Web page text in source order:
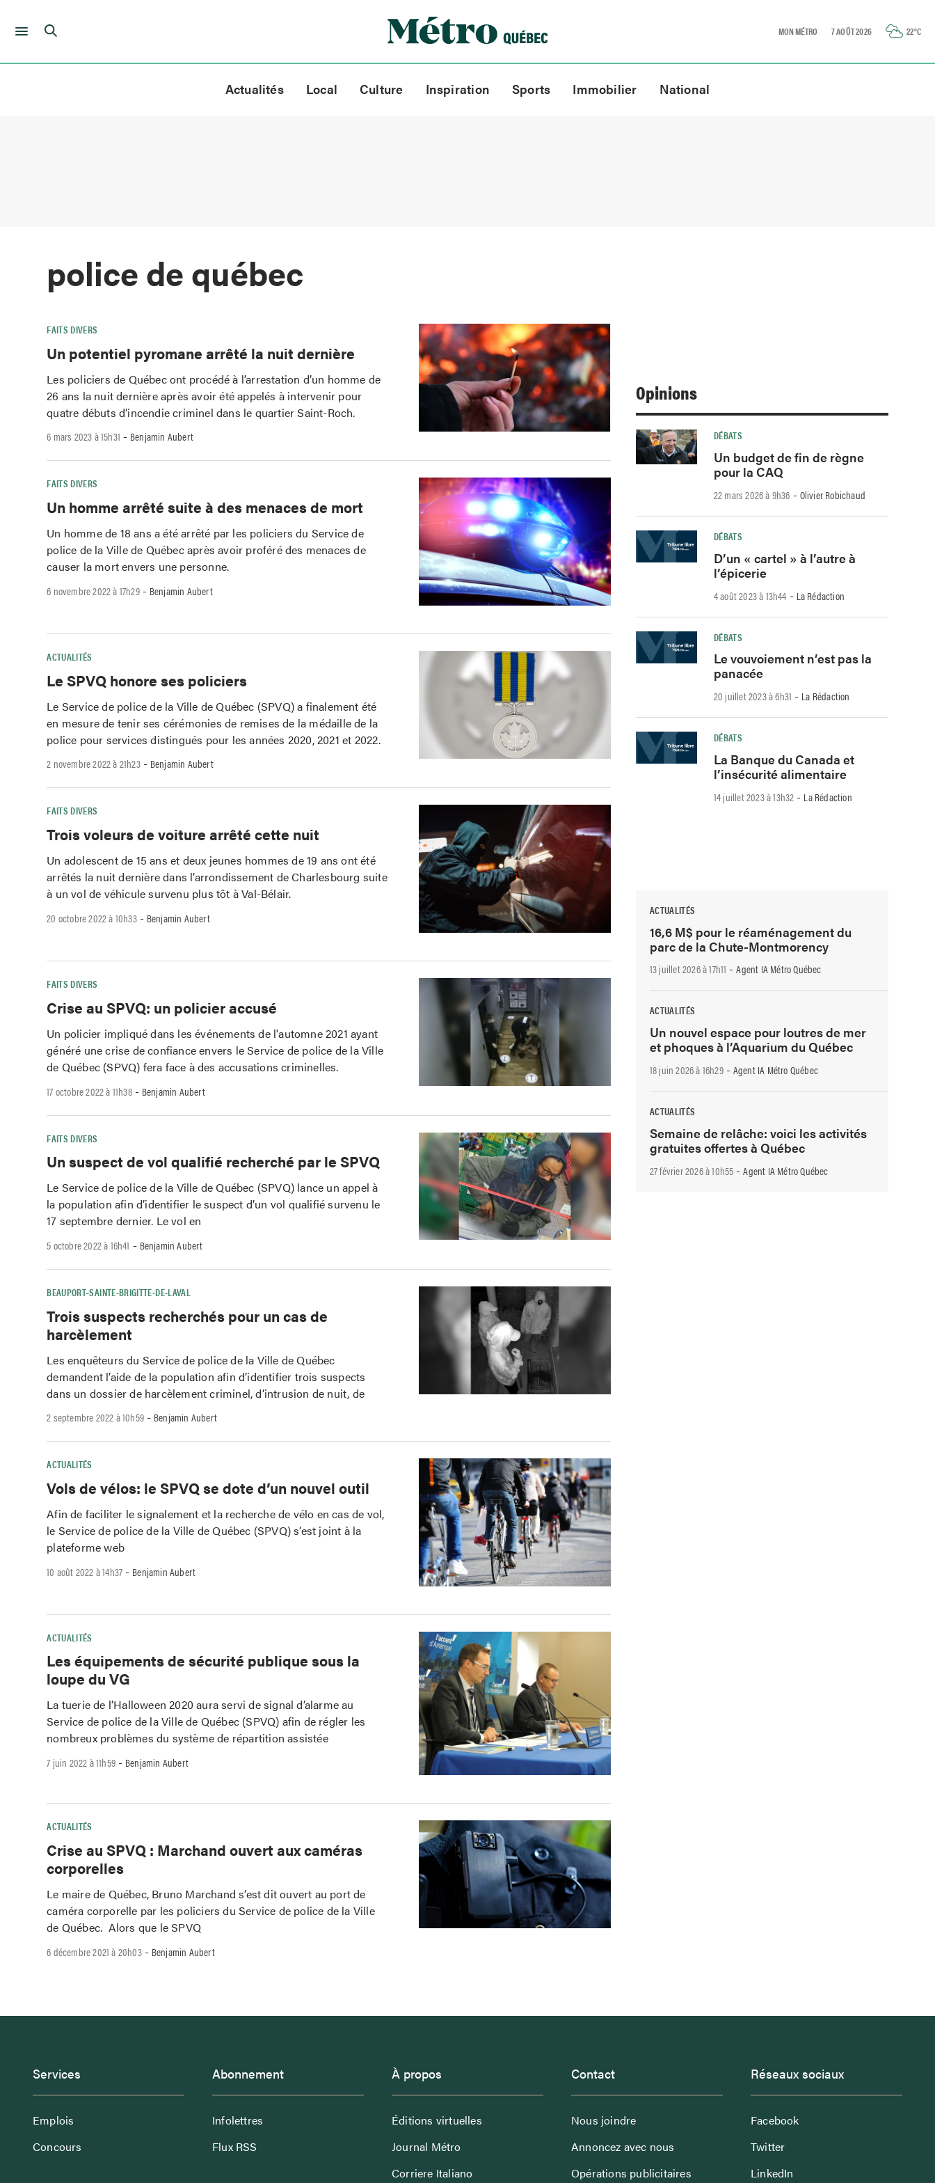
Skip
MON MÉTRO 7 AOÛT 2026 22°C
Actualités Local Culture Inspiration Sports Immobilier National
police de québec
FAITS DIVERS
Un potentiel pyromane arrêté la nuit dernière
Les policiers de Québec ont procédé à l’arrestation d’un homme de
26 ans la nuit dernière après avoir été appelés à intervenir pour
quatre débuts d’incendie criminel dans le quartier Saint-Roch.
6 mars 2023 à 15h31 - Benjamin Aubert
FAITS DIVERS
Un homme arrêté suite à des menaces de mort
Un homme de 18 ans a été arrêté par les policiers du Service de
police de la Ville de Québec après avoir proféré des menaces de
causer la mort envers une personne.
6 novembre 2022 à 17h29- Benjamin Aubert
ACTUALITÉS
Le SPVQ honore ses policiers
Le Service de police de la Ville de Québec (SPVQ) a finalement été
en mesure de tenir ses cérémonies de remises de la médaille de la
police pour services distingués pour les années 2020, 2021 et 2022.
2 novembre 2022 à 21h23- Benjamin Aubert
FAITS DIVERS
Trois voleurs de voiture arrêté cette nuit
Un adolescent de 15 ans et deux jeunes hommes de 19 ans ont été
arrêtés la nuit dernière dans l’arrondissement de Charlesbourg suite
à un vol de véhicule survenu plus tôt à Val-Bélair.
20 octobre 2022 à 10h33- Benjamin Aubert
FAITS DIVERS
Crise au SPVQ: un policier accusé
Un policier impliqué dans les événements de l'automne 2021 ayant
généré une crise de confiance envers le Service de police de la Ville
de Québec (SPVQ) fera face à des accusations criminelles.
17 octobre 2022 à 11h38- Benjamin Aubert
FAITS DIVERS
Un suspect de vol qualifié recherché par le SPVQ
Le Service de police de la Ville de Québec (SPVQ) lance un appel à
la population afin d’identifier le suspect d’un vol qualifié survenu le
17 septembre dernier. Le vol en
5 octobre 2022 à 16h41 - Benjamin Aubert
BEAUPORT–SAINTE-BRIGITTE-DE-LAVAL
Trois suspects recherchés pour un cas de
harcèlement
Les enquêteurs du Service de police de la Ville de Québec
demandent l’aide de la population afin d’identifier trois suspects
dans un dossier de harcèlement criminel, d’intrusion de nuit, de
2 septembre 2022 à 10h59 - Benjamin Aubert
ACTUALITÉS
Vols de vélos: le SPVQ se dote d’un nouvel outil
Afin de faciliter le signalement et la recherche de vélo en cas de vol,
le Service de police de la Ville de Québec (SPVQ) s’est joint à la
plateforme web
10 août 2022 à 14h37 - Benjamin Aubert
ACTUALITÉS
Les équipements de sécurité publique sous la
loupe du VG
La tuerie de l’Halloween 2020 aura servi de signal d’alarme au
Service de police de la Ville de Québec (SPVQ) afin de régler les
nombreux problèmes du système de répartition assistée
7 juin 2022 à 11h59 - Benjamin Aubert
ACTUALITÉS
Crise au SPVQ : Marchand ouvert aux caméras
corporelles
Le maire de Québec, Bruno Marchand s’est dit ouvert au port de
caméra corporelle par les policiers du Service de police de la Ville
de Québec. Alors que le SPVQ
6 décembre 2021 à 20h03- Benjamin Aubert
Opinions
DÉBATS
Un budget de fin de règne
pour la CAQ
22 mars 2026 à 9h36 -Olivier Robichaud
DÉBATS
D’un « cartel » à l’autre à
l’épicerie
4 août 2023 à 13h44 - La Rédaction
DÉBATS
Le vouvoiement n’est pas la
panacée
20 juillet 2023 à 6h31 - La Rédaction
DÉBATS
La Banque du Canada et
l’insécurité alimentaire
14 juillet 2023 à 13h32 - La Rédaction
ACTUALITÉS
16,6 M$ pour le réaménagement du
parc de la Chute-Montmorency
13 juillet 2026 à 17h11 -Agent IA Métro Québec
ACTUALITÉS
Un nouvel espace pour loutres de mer
et phoques à l’Aquarium du Québec
18 juin 2026 à 16h29-Agent IA Métro Québec
ACTUALITÉS
Semaine de relâche: voici les activités
gratuites offertes à Québec
27 février 2026 à 10h55 -Agent IA Métro Québec
Services
Emplois
Concours
Abonnement
Infolettres
Flux RSS
À propos
Éditions virtuelles
Journal Métro
Corriere Italiano
Contact
Nous joindre
Annoncez avec nous
Opérations publicitaires
Réseaux sociaux
Facebook
Twitter
LinkedIn